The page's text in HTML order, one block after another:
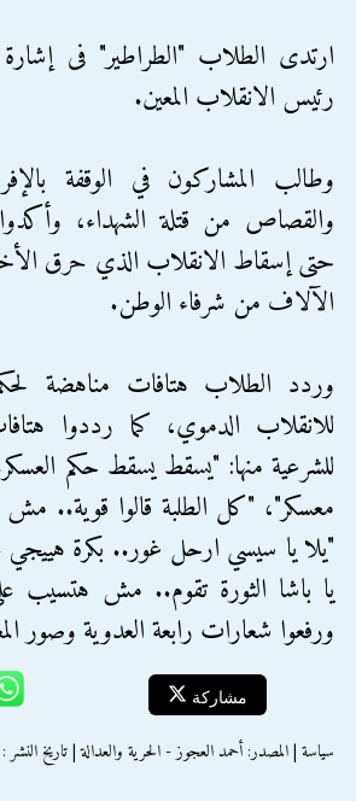
ارتدى الطلاب "الطراطير" فى
رئيس الانقلاب المعين.
وطالب المشاركون في الوقفة
والقصاص من قتلة الشهداء، وأكدوا
حتى إسقاط الانقلاب الذي حرق
الآلاف من شرفاء الوطن.
وردد الطلاب هتافات مناهضة
للانقلاب الدموي، كما رددوا
للشرعية منها: "يسقط يسقط حكم
معسكر"، "كل الطلبة قالوا قوية.. مش
"يلا يا سيسي ارحل غور.. بكرة هييجي
يا باشا الثورة تقوم.. مش هتسيب
ورفعوا شعارات رابعة العدوية وصور
مشاركة
سياسة | المصدر: أحمد العجوز - الحرية والعدالة | تاريخ النشر : الاثنين 17